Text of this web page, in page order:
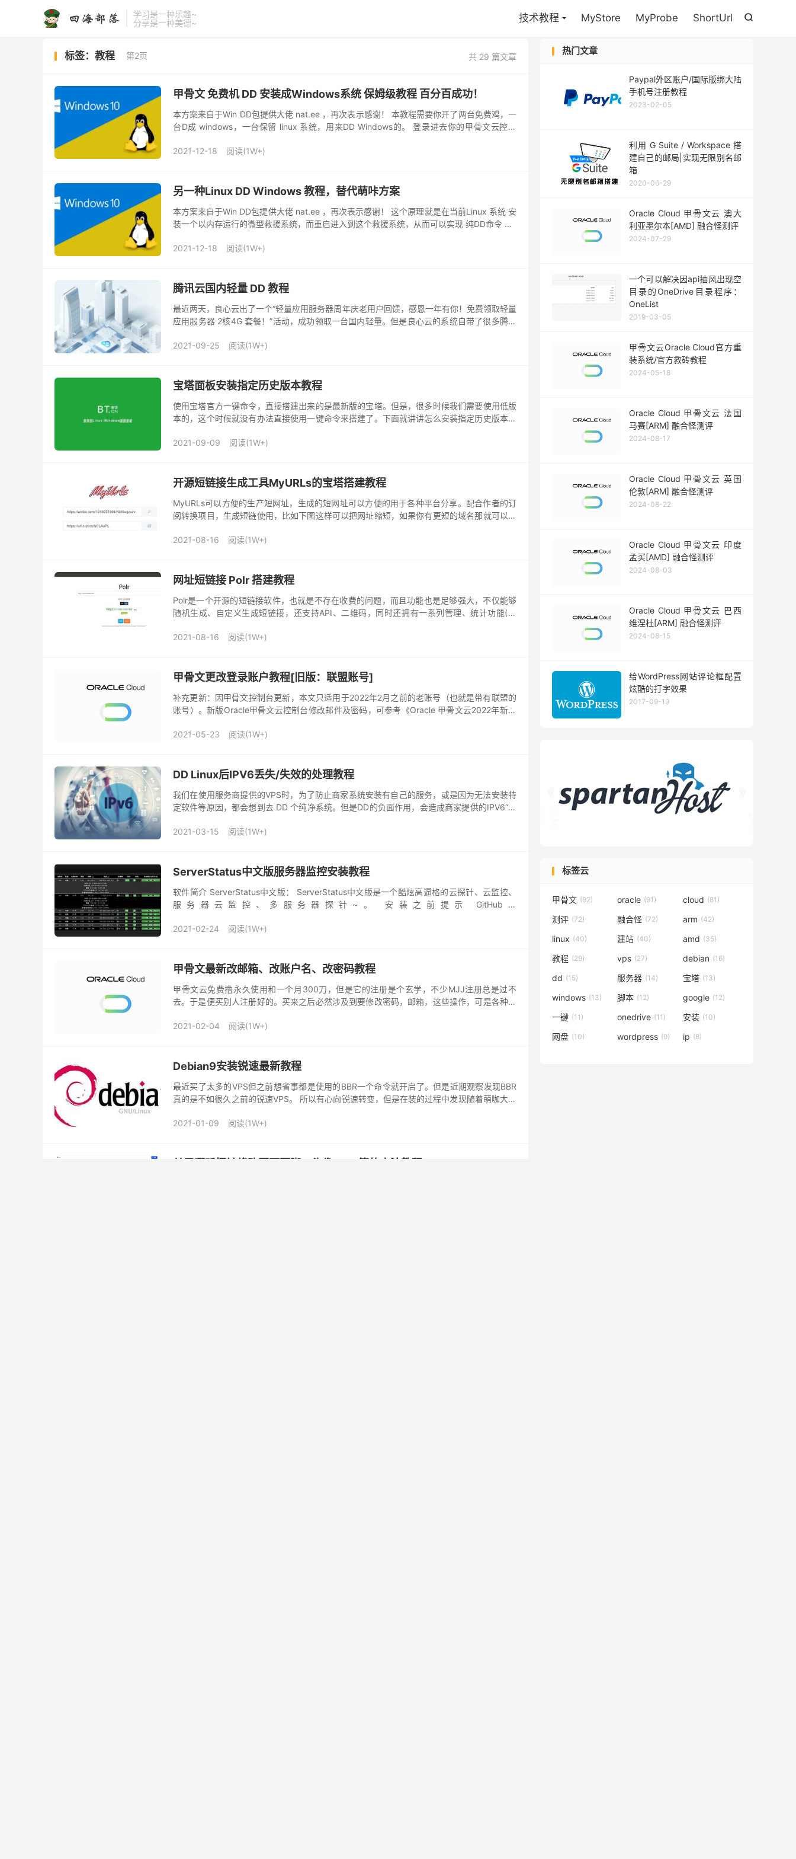
学习是一种乐趣~
分享是一种美德~

技术教程 MyStore MyProbe ShortUrl
共 29 篇文章
标签：教程 第2页
甲骨文 免费机 DD 安装成Windows系统 保姆级教程 百分百成功！
本方案来自于Win DD包提供大佬 nat.ee ，再次表示感谢！ 本教程需要你开了两台免费鸡，一
台D成 windows，一台保留 linux 系统，用来DD Windows的。 登录进去你的甲骨文云控制
2021-12-18
阅读(1W+)
另一种Linux DD Windows 教程，替代萌咔方案
本方案来自于Win DD包提供大佬 nat.ee ，再次表示感谢！ 这个原理就是在当前Linux 系统 安
装一个以内存运行的微型救援系统，而重启进入到这个救援系统，从而可以实现 纯DD命令 DD
2021-12-18
阅读(1W+)
腾讯云国内轻量 DD 教程
最近两天，良心云出了一个“轻量应用服务器周年庆老用户回馈，感恩一年有你！免费领取轻量
应用服务器 2核4G 套餐！”活动，成功领取一台国内轻量。但是良心云的系统自带了很多腾讯
2021-09-25
阅读(1W+)
宝塔面板安装指定历史版本教程
使用宝塔官方一键命令，直接搭建出来的是最新版的宝塔。但是，很多时候我们需要使用低版
本的，这个时候就没有办法直接使用一键命令来搭建了。下面就讲讲怎么安装指定历史版本宝
2021-09-09
阅读(1W+)
开源短链接生成工具MyURLs的宝塔搭建教程
MyURLs可以方便的生产短网址，生成的短网址可以方便的用于各种平台分享。配合作者的订
阅转换项目，生成短链使用，比如下图这样可以把网址缩短，如果你有更短的域名那就可以更
2021-08-16
阅读(1W+)
网址短链接 Polr 搭建教程
Polr是一个开源的短链接软件，也就是不存在收费的问题，而且功能也是足够强大，不仅能够
随机生成、自定义生成短链接，还支持API、二维码，同时还拥有一系列管理、统计功能(来
2021-08-16
阅读(1W+)
甲骨文更改登录账户教程[旧版：联盟账号]
补充更新：因甲骨文控制台更新，本文只适用于2022年2月之前的老账号（也就是带有联盟的
账号）。新版Oracle甲骨文云控制台修改邮件及密码，可参考《Oracle 甲骨文云2022年新版
2021-05-23
阅读(1W+)
DD Linux后IPV6丢失/失效的处理教程
我们在使用服务商提供的VPS时，为了防止商家系统安装有自己的服务，或是因为无法安装特
定软件等原因，都会想到去 DD 个纯净系统。但是DD的负面作用，会造成商家提供的IPV6“消
2021-03-15
阅读(1W+)
ServerStatus中文版服务器监控安装教程
软件简介 ServerStatus中文版： ServerStatus中文版是一个酷炫高逼格的云探针、云监控、
服务器云监控、多服务器探针~。 安装之前提示 GitHub：
2021-02-24
阅读(1W+)
甲骨文最新改邮箱、改账户名、改密码教程
甲骨文云免费撸永久使用和一个月300刀，但是它的注册是个玄学，不少MJJ注册总是过不
去。于是便买别人注册好的。买来之后必然涉及到要修改密码，邮箱，这些操作，可是各种操
2021-02-04
阅读(1W+)
Debian9安装锐速最新教程
最近买了太多的VPS但之前想省事都是使用的BBR一个命令就开启了。但是近期观察发现BBR
真的是不如很久之前的锐速VPS。 所以有心向锐速转变，但是在装的过程中发现随着萌咖大佬
2021-01-09
阅读(1W+)
热门文章
Paypal外区账户/国际版绑大陆
手机号注册教程
2023-02-05
利用 G Suite / Workspace 搭
建自己的邮局|实现无限别名邮
箱
2020-06-29
Oracle Cloud 甲骨文云 澳大
利亚墨尔本[AMD] 融合怪测评
2024-07-29
一个可以解决因api抽风出现空
目录的OneDrive目录程序：
OneList
2019-03-05
甲骨文云Oracle Cloud官方重
装系统/官方救砖教程
2024-05-18
Oracle Cloud 甲骨文云 法国
马赛[ARM] 融合怪测评
2024-08-17
Oracle Cloud 甲骨文云 英国
伦敦[ARM] 融合怪测评
2024-08-22
Oracle Cloud 甲骨文云 印度
孟买[AMD] 融合怪测评
2024-08-03
Oracle Cloud 甲骨文云 巴西
维涅杜[ARM] 融合怪测评
2024-08-15
给WordPress网站评论框配置
炫酷的打字效果
2017-09-19
标签云
甲骨文 (92) oracle (91) cloud (81)
测评 (72) 融合怪 (72) arm (42)
linux (40) 建站 (40) amd (35)
教程 (29) vps (27) debian (16)
dd (15) 服务器 (14) 宝塔 (13)
windows (13) 脚本 (12) google (12)
一键 (11) onedrive (11) 安装 (10)
网盘 (10) wordpress (9) ip (8)